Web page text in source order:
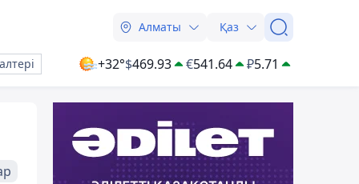
Алматы Қаз
+32°$469.93 €541.64 ₽5.71